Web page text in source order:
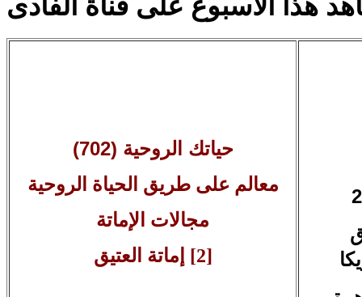
حياتك الروحية (702)
معالم على طريق الحياة الروحية
مجالات الإماتة
[2] إماتة العتيق